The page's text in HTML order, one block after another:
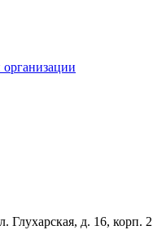
Глухарская, д. 16, корп. 2